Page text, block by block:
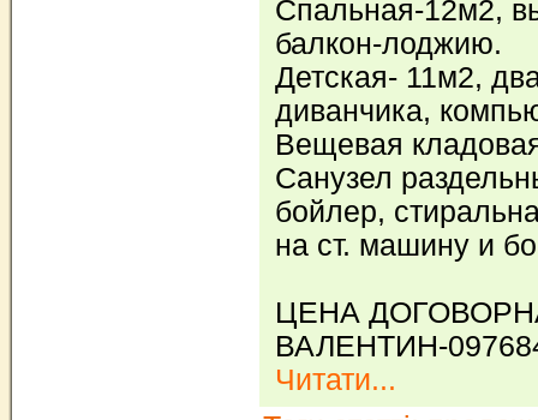
Спальная-12м2,
балкон-лоджию.
Детская- 11м2,
диванчика,
Вещевая
Санузел
бойлер,
на ст. машину и
ЦЕНА
ВАЛЕНТИН-
Читати...